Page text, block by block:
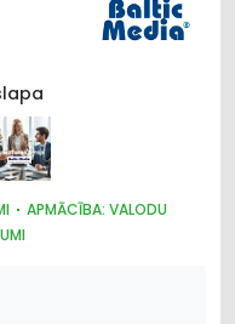
APMĀCĪBA: VALODU